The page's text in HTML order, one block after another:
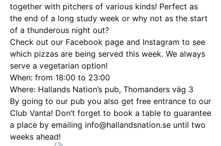
together with pitchers of various kinds! Perfect as
the end of a long study week or why not as the start
of a thunderous night out?
Check out our Facebook page and Instagram to see
which pizzas are being served this week. We always
serve a vegetarian option!
When: from 18:00 to 23:00
Where: Hallands Nation’s pub, Thomanders väg 3
By going to our pub you also get free entrance to our
Club Vanta! Don’t forget to book a table to guarantee
a place by emailing info@hallandsnation.se until two
weeks ahead!